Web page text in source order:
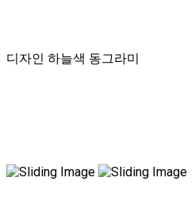
1. 개인분쟁조정위원회 (1336)
2. 정보보호마크인증위원회 (02-580-0533~4)
디자인 하늘색 동그라미